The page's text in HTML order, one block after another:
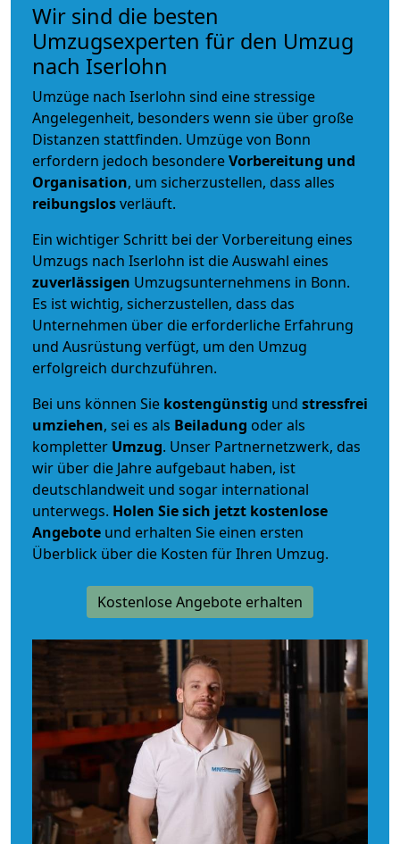
Wir sind die besten
Umzugsexperten für den Umzug
nach Iserlohn
Umzüge nach Iserlohn sind eine stressige
Angelegenheit, besonders wenn sie über große
Distanzen stattfinden. Umzüge von Bonn
erfordern jedoch besondereVorbereitung und
Organisation, um sicherzustellen, dass alles
reibungslosverläuft.
Ein wichtiger Schritt bei der Vorbereitung eines
Umzugs nach Iserlohn ist die Auswahl eines
zuverlässigen Umzugsunternehmens in Bonn.
Es ist wichtig, sicherzustellen, dass das
Unternehmen über die erforderliche Erfahrung
und Ausrüstung verfügt, um den Umzug
erfolgreich durchzuführen.
Bei uns können Sie kostengünstig und stressfrei
umziehen, sei es als Beiladung oder als
kompletter Umzug. Unser Partnernetzwerk, das
wir über die Jahre aufgebaut haben, ist
deutschlandweit und sogar international
unterwegs. Holen Sie sich jetzt kostenlose
Angebote und erhalten Sie einen ersten
Überblick über die Kosten für Ihren Umzug.
Kostenlose Angebote erhalten